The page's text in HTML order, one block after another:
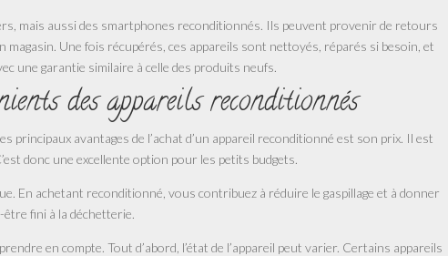
mais aussi des smartphones reconditionnés. Ils peuvent provenir de retours
magasin. Une fois récupérés, ces appareils sont nettoyés, réparés si besoin, et
une garantie similaire à celle des produits neufs.
des appareils reconditionnés
principaux avantages de l’achat d’un appareil reconditionné est son prix. Il est
donc une excellente option pour les petits budgets.
En achetant reconditionné, vous contribuez à réduire le gaspillage et à donner
fini à la déchetterie.
en compte. Tout d’abord, l’état de l’appareil peut varier. Certains appareils